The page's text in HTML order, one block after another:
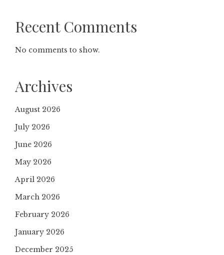
Recent Comments
No comments to show.
Archives
August 2026
July 2026
June 2026
May 2026
April 2026
March 2026
February 2026
January 2026
December 2025